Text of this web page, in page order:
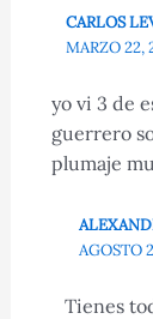
CARLOS
MARZO 22,
yo vi 3 de
guerrero
plumaje
AGOSTO
Tienes